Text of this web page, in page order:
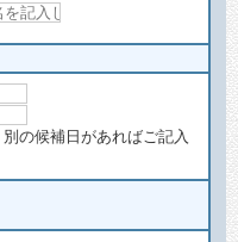
の候補日があればご記入